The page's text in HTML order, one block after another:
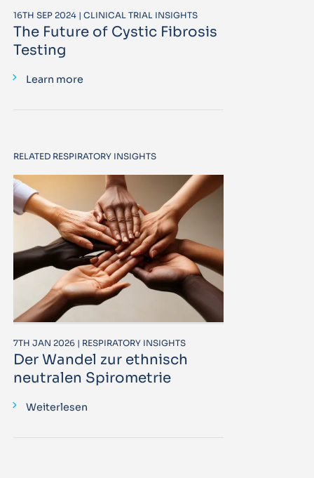
16TH SEP 2024 | CLINICAL TRIAL INSIGHTS
The Future of Cystic Fibrosis
Testing
Learn more
RELATED RESPIRATORY INSIGHTS
7TH JAN 2026 | RESPIRATORY INSIGHTS
Der Wandel zur ethnisch
neutralen Spirometrie
Weiterlesen